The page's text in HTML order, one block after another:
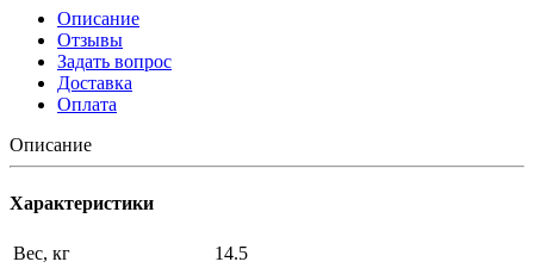
Описание
Отзывы
Задать вопрос
Доставка
Оплата
Описание
Характеристики
Вес, кг
14.5